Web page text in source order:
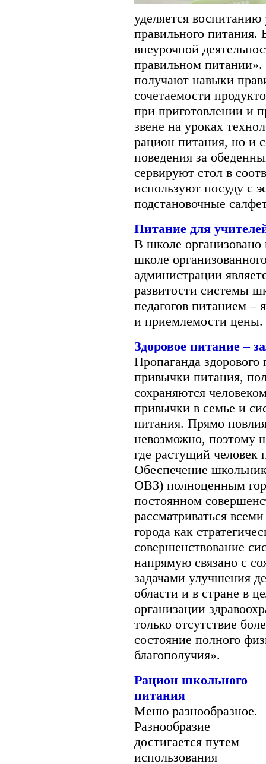
уделяется
правильного
внеурочной
правильном
получают навыки
сочетаемости
при приготовлении и
звене на уроках
рацион питания, но и
поведения за
сервируют стол в
используют посуду с
подстановочные
Питание для
В школе
школе
администрации
развитости системы
педагогов питанием –
и приемлемости цены.
Здоровое питание –
Пропаганда
привычки питания,
сохраняются
привычки в семье и
питания. Прямо
невозможно, поэтому
где растущий человек
Обеспечение
ОВЗ) полноценным
постоянном
рассматриваться
города как
совершенствование
напрямую связано с
задачами улучшения
области и в стране в
организации
только отсутствие
состояние полного
благополучия».
Рацион школьного
питания
Меню разнообразное.
Разнообразие
достигается путем
использования